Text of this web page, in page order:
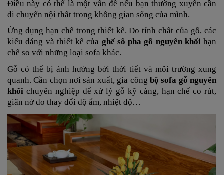
Điều này có thể là một vấn đề nếu bạn thường xuyên cần
di chuyển nội thất trong không gian sống của mình.
Ứng dụng hạn chế trong thiết kế. Do tính chất của gỗ, các
kiểu dáng và thiết kế của ghế sô pha gỗ nguyên khối hạn
chế so với những loại sofa khác.
Gỗ có thể bị ảnh hưởng bởi thời tiết và môi trường xung
quanh. Cần chọn nơi sản xuất, gia công bộ sofa gỗ nguyên
khối chuyên nghiệp để xử lý gỗ kỹ càng, hạn chế co rút,
giãn nở do thay đổi độ ẩm, nhiệt độ…